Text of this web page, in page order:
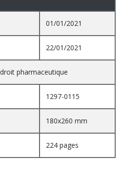
01/01/2021
22/01/2021
pharmaceutique
1297-0115
180x260 mm
224 pages